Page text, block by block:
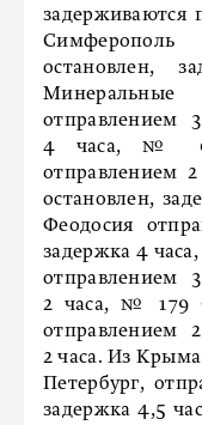
отправлением
4 часа, №
отправлением
остановлен,
Феодосия
задержка 4
отправлением
2 часа, № 179
отправлением
2 часа. Из
Петербург,
задержка 4,5